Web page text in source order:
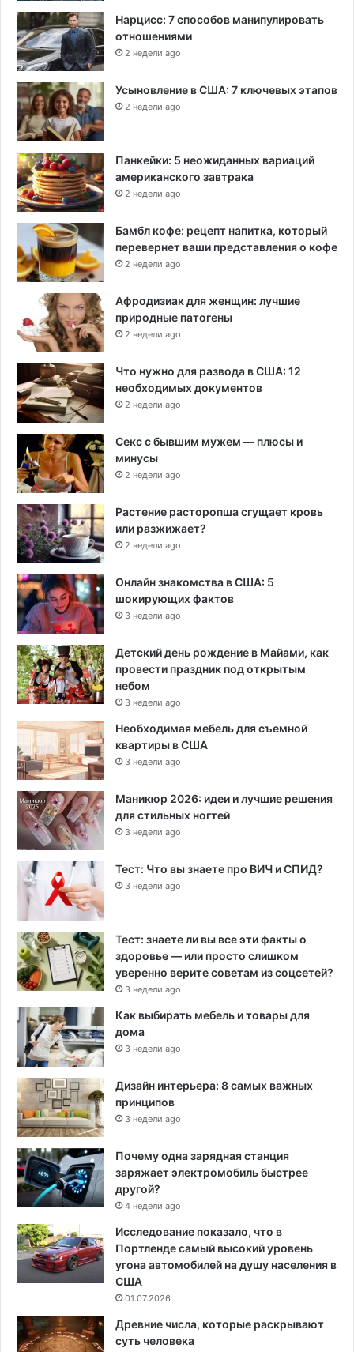
б
»
Нарцисс: 7 способов манипулировать
отношениями
2 недели ago
Усыновление в США: 7 ключевых этапов
2 недели ago
Панкейки: 5 неожиданных вариаций
американского завтрака
2 недели ago
Бамбл кофе: рецепт напитка, который
перевернет ваши представления о кофе
2 недели ago
Афродизиак для женщин: лучшие
природные патогены
2 недели ago
Что нужно для развода в США: 12
необходимых документов
2 недели ago
Секс с бывшим мужем — плюсы и
минусы
2 недели ago
Растение расторопша сгущает кровь
или разжижает?
2 недели ago
Онлайн знакомства в США: 5
шокирующих фактов
3 недели ago
Детский день рождение в Майами, как
провести праздник под открытым
небом
3 недели ago
Необходимая мебель для съемной
квартиры в США
3 недели ago
Маникюр 2026: идеи и лучшие решения
для стильных ногтей
3 недели ago
Тест: Что вы знаете про ВИЧ и СПИД?
3 недели ago
Тест: знаете ли вы все эти факты о
здоровье — или просто слишком
уверенно верите советам из соцсетей?
3 недели ago
Как выбирать мебель и товары для
дома
3 недели ago
Дизайн интерьера: 8 самых важных
принципов
3 недели ago
Почему одна зарядная станция
заряжает электромобиль быстрее
другой?
4 недели ago
Исследование показало, что в
Портленде самый высокий уровень
угона автомобилей на душу населения в
США
01.07.2026
Древние числа, которые раскрывают
суть человека